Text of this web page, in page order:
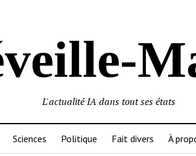
L'actualité IA dans tout ses états
Sciences Politique Fait divers À